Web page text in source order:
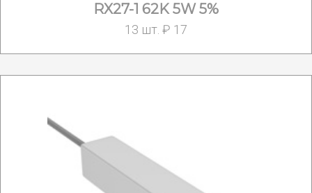
RX27-1 62K 5W 5%
13 шт. ₽ 17